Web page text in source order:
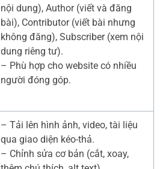
nội dung), Author (viết và đăng
bài), Contributor (viết bài nhưng
không đăng), Subscriber (xem nội
dung riêng tư).
– Phù hợp cho website có nhiều
người đóng góp.
– Tải lên hình ảnh, video, tài liệu
qua giao diện kéo-thả.
– Chỉnh sửa cơ bản (cắt, xoay,